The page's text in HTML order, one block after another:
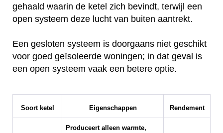
gehaald waarin de ketel zich bevindt, terwijl een
open systeem deze lucht van buiten aantrekt.
Een gesloten systeem is doorgaans niet geschikt
voor goed geïsoleerde woningen; in dat geval is
een open systeem vaak een betere optie.
Soort ketel Eigenschappen Rendement
Produceert alleen warmte,